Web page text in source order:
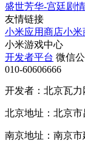
盛世芳华-宫廷剧
友情链接
小米应用商店小米
小米游戏中心
开发者平台 微信
010-60606666
开发者：北京瓦力
北京地址：北京
南京地址：南京